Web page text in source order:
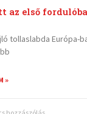
az első
tollaslabda Európa-
»